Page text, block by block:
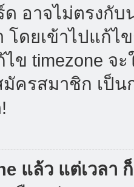
อาจไม่ตรงกั
โดยเข้าไปแก้
ข timezone จ
ครสมาชิก เป็
แล้ว แต่เวลา